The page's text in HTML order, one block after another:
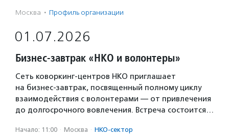
Москва · Профиль организации
01.07.2026
Бизнес-завтрак «НКО и волонтеры»
Сеть коворкинг-центров НКО приглашает
на бизнес-завтрак, посвященный полному циклу
взаимодействия с волонтерами — от привлечения
до долгосрочного вовлечения. Встреча состоится…
Начало: 11:00 · Москва · НКО-сектор